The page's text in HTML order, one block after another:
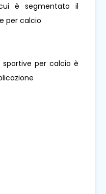
è segmentato il
per calcio
per calcio è